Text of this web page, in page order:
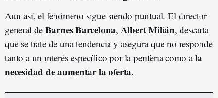
Aun así, el fenómeno sigue siendo puntual. El director
general de Barnes Barcelona, Albert Milián, descarta
que se trate de una tendencia y asegura que no responde
tanto a un interés específico por la periferia como ala
necesidad de aumentar la oferta.